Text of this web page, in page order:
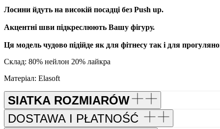
Лосини йдуть на високій посадці без Push up.
Акцентні шви підкреслюють Вашу фігуру.
Ця модель чудово підійде як для фітнесу так і для
Склад: 80% нейлон 20% лайкра
Матеріал: Elasoft
SIATKA ROZMIARÓW
DOSTAWA I PŁATNOŚĆ